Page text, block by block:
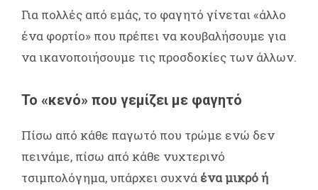
Για πολλές από εμάς, το φαγητό γίνεται «άλλο
ένα φορτίο» που πρέπει να κουβαλήσουμε για
να ικανοποιήσουμε τις προσδοκίες των άλλων.
Το «κενό» που γεμίζει με φαγητό
Πίσω από κάθε παγωτό που τρώμε ενώ δεν
πεινάμε, πίσω από κάθε νυχτερινό
τσιμπολόγημα, υπάρχει συχνά ένα μικρό ή